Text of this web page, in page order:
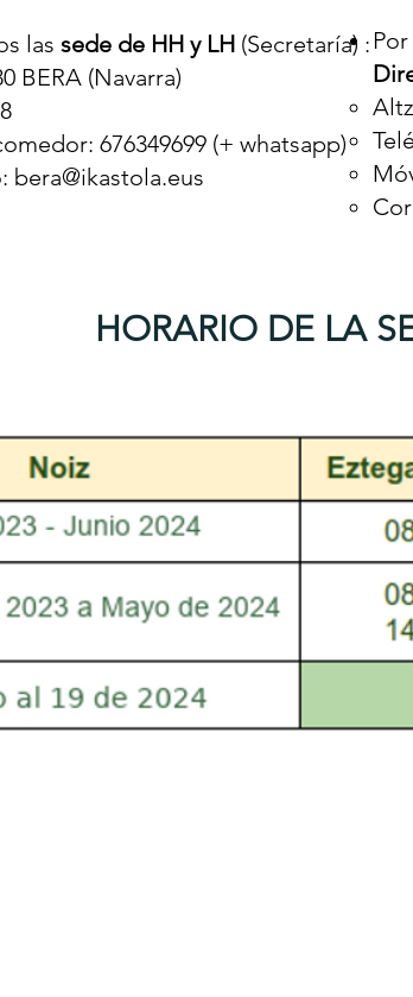
las sede de HH y LH (Secretaría) :
BERA (Navarra)
676349699 (+ whatsapp)
bera@ikastola.eus
HORARIO DE LA